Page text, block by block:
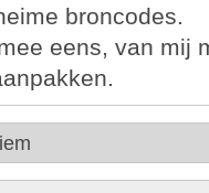
broncodes.
eens, van mij